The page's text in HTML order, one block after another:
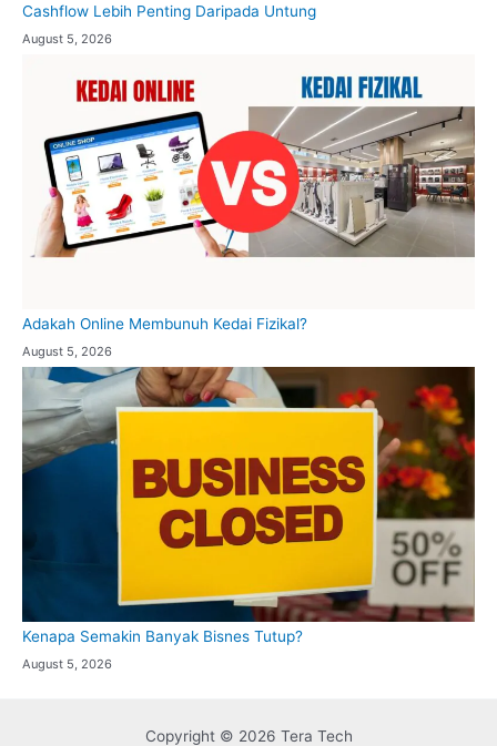
Cashflow Lebih Penting Daripada Untung
August 5, 2026
Adakah Online Membunuh Kedai Fizikal?
August 5, 2026
Kenapa Semakin Banyak Bisnes Tutup?
August 5, 2026
Copyright © 2026 Tera Tech